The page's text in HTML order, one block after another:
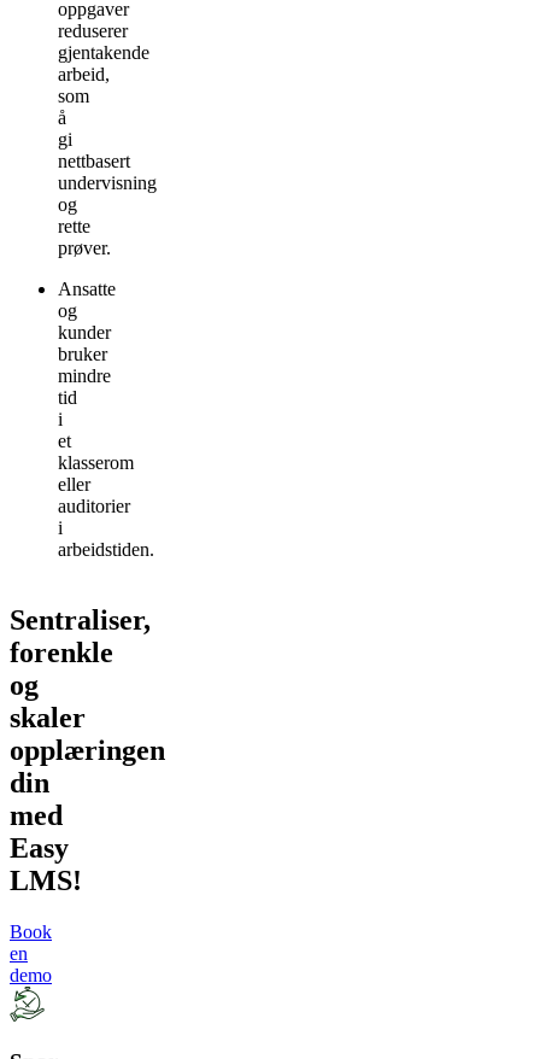
oppgaver
reduserer
gjentakende
arbeid,
som
å
gi
nettbasert
undervisning
og
rette
prøver.
Ansatte
og
kunder
bruker
mindre
tid
i
et
klasserom
eller
auditorier
i
arbeidstiden.
Sentraliser,
forenkle
og
skaler
opplæringen
din
med
Easy
LMS!
Book
en
demo